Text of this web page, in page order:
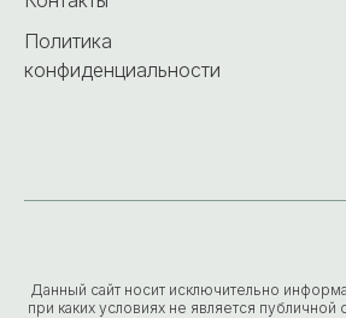
Политика
конфиденциальности
Данный сайт носит исключительно
при каких условиях не является публичной